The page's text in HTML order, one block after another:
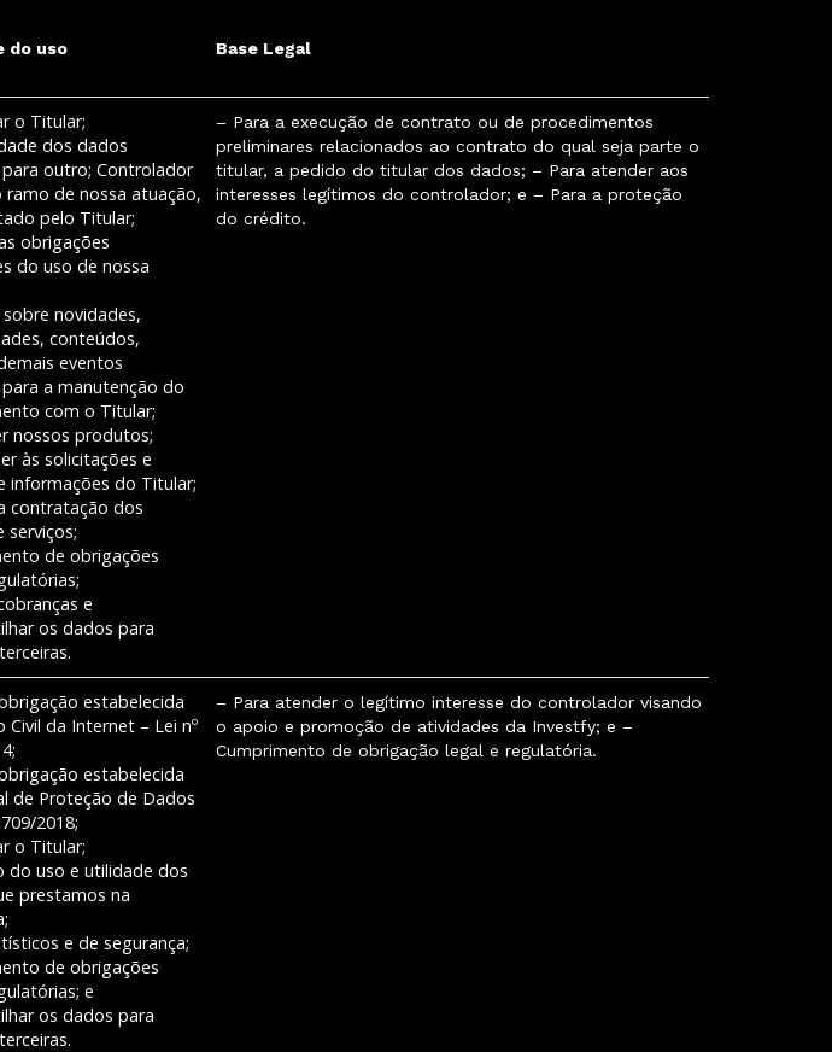
do uso Base Legal
o Titular;
dos dados
outro; Controlador
de nossa atuação,
pelo Titular;
obrigações
do uso de nossa
novidades,
conteúdos,
eventos
a manutenção do
com o Titular;
nossos produtos;
às solicitações e
informações do Titular;
contratação dos
serviços;
de obrigações
e
os dados para
– Para a execução de contrato ou de procedimentos
preliminares relacionados ao contrato do qual seja parte o
titular, a pedido do titular dos dados; – Para atender aos
interesses legítimos do controlador; e – Para a proteção
do crédito.
estabelecida
Civil da Internet – Lei nº
estabelecida
de Proteção de Dados
2018;
o Titular;
do uso e utilidade dos
prestamos na
e de segurança;
de obrigações
e
os dados para
– Para atender o legítimo interesse do controlador visando
o apoio e promoção de atividades da Investfy; e –
Cumprimento de obrigação legal e regulatória.